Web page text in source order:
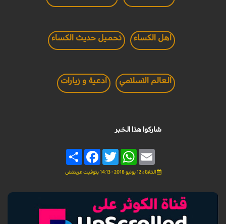
اهل الكساء تحميل حديث الكساء
العالم الاسلامي ادعية و زيارات
شاركوا هذا الخبر
Share
FacebookTwitter
WhatsAppEmail
الثلاثاء 12 يونيو 2018 - 14:13 بتوقيت غرينتش